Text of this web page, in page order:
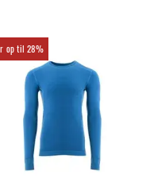
28%